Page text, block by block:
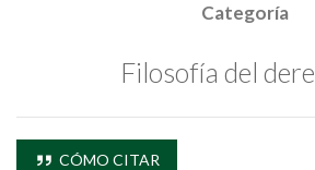
Categoría
Filosofía del
CÓMO CITAR